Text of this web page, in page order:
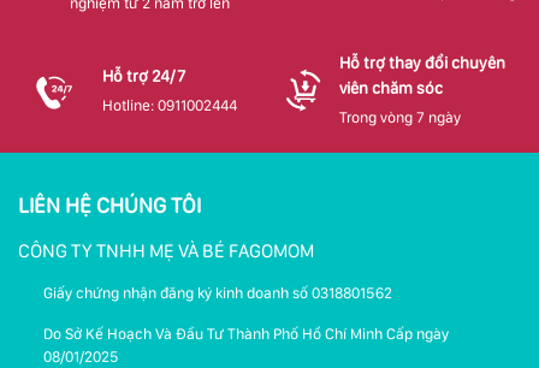
Hỗ trợ 24/7
Hotline: 0911002444
Hỗ trợ thay đổi chuyên
viên chăm sóc
Trong vòng 7 ngày
LIÊN HỆ CHÚNG TÔI
CÔNG TY TNHH MẸ VÀ BÉ FAGOMOM
Giấy chứng nhận đăng ký kinh doanh số 0318801562
Do Sở Kế Hoạch Và Đầu Tư Thành Phố Hồ Chí Minh Cấp ngày
08/01/2025